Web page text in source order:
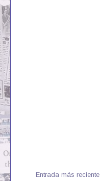
Entrada más reciente